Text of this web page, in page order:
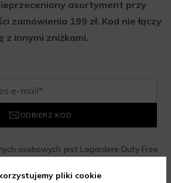
asortyment przy
zamówienia 199 zł. Kod nie łączy
z innymi zniżkami.
ODBIERZ KOD
osobowych jest Lagardere Duty Free
Warszawa („Spółka”)
pliki cookie